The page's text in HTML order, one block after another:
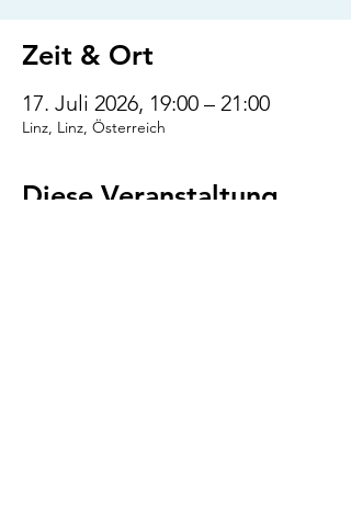
Zeit & Ort
17. Juli 2026, 19:00 – 21:00
Linz, Linz, Österreich
Diese Veranstaltung